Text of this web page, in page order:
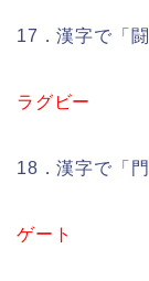
17．漢字で「
ラグビー
18．漢字で「
ゲート